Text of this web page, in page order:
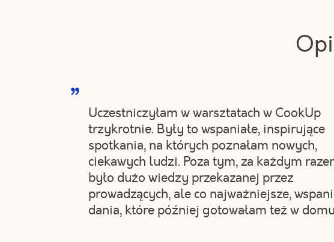
Uczestniczyłam w warsztatach w CookUp
trzykrotnie. Były to wspaniałe, inspirujące
spotkania, na których poznałam nowych,
ciekawych ludzi. Poza tym, za każdym
było dużo wiedzy przekazanej przez
prowadzących, ale co najważniejsze,
dania, które później gotowałam też w